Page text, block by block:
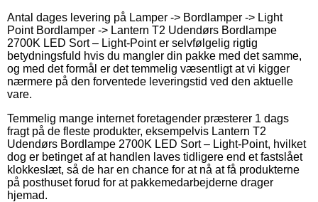
Antal dages levering på Lamper -> Bordlamper -> Light
Point Bordlamper -> Lantern T2 Udendørs Bordlampe
2700K LED Sort – Light-Point er selvfølgelig rigtig
betydningsfuld hvis du mangler din pakke med det samme,
og med det formål er det temmelig væsentligt at vi kigger
nærmere på den forventede leveringstid ved den aktuelle
vare.
Temmelig mange internet foretagender præsterer 1 dags
fragt på de fleste produkter, eksempelvis Lantern T2
Udendørs Bordlampe 2700K LED Sort – Light-Point, hvilket
dog er betinget af at handlen laves tidligere end et fastslået
klokkeslæt, så de har en chance for at nå at få produkterne
på posthuset forud for at pakkemedarbejderne drager
hjemad.